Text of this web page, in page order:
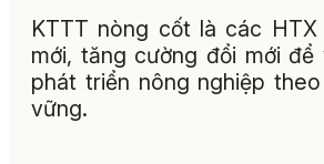
KTTT nòng cốt là các
mới, tăng cường đổi mới
phát triển nông nghiệp
vững.